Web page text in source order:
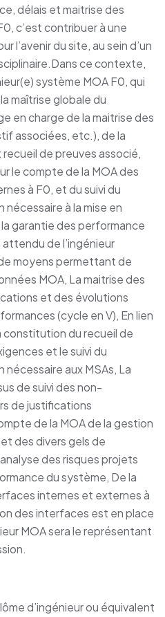
délais et maitrise des
c’est contribuer à une
l’avenir du site, au sein d’un
ce contexte,
système MOA F0, qui
maîtrise globale du
en charge de la maitrise des
associées, etc.), de la
de preuves associé,
le compte de la MOA des
à F0, et du suivi du
à la mise en
garantie des performance
de l’ingénieur
moyens permettant de
MOA, La maitrise des
et des évolutions
(cycle en V), En lien
du recueil de
et le suivi du
aux MSAs, La
de suivi des non-
de justifications
de la MOA de la gestion
des divers gels de
des risques projets
du système, De la
internes et externes à
des interfaces est en place
MOA sera le représentant
d’ingénieur ou équivalent